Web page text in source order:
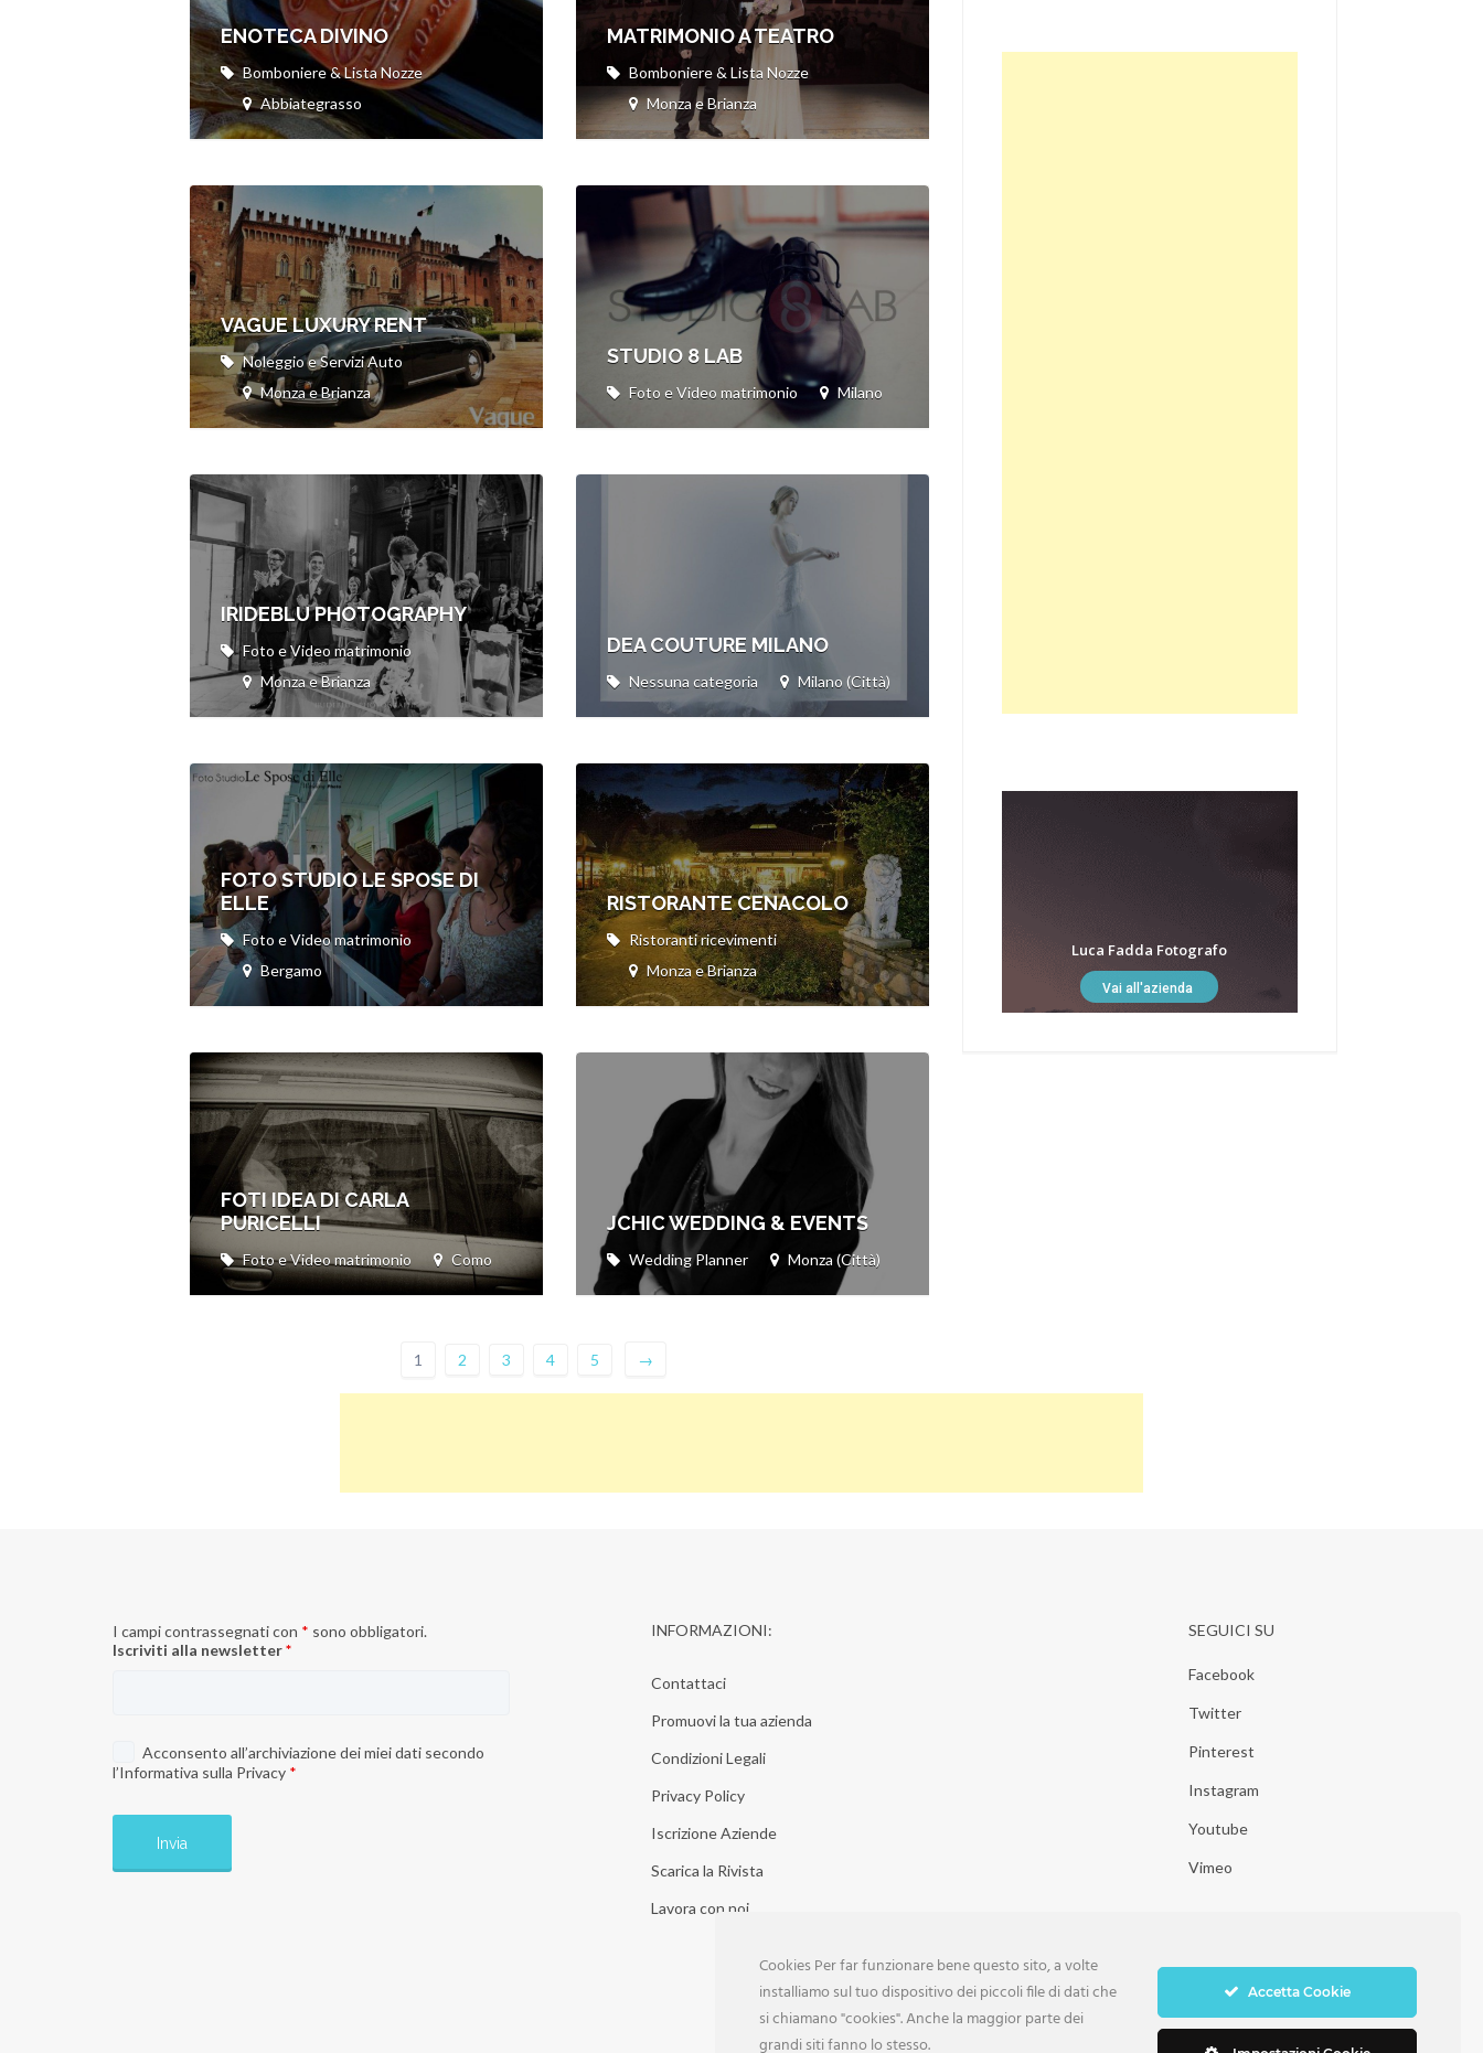
ENOTECA DIVINO
Bomboniere & Lista Nozze
Abbiategrasso
MATRIMONIO A TEATRO
Bomboniere & Lista Nozze
Monza e Brianza
VAGUE LUXURY RENT
Noleggio e Servizi Auto
Monza e Brianza
STUDIO 8 LAB
Foto e Video matrimonio Milano
IRIDEBLU PHOTOGRAPHY
Foto e Video matrimonio
Monza e Brianza
DEA COUTURE MILANO
Nessuna categoria Milano (Città)
FOTO STUDIO LE SPOSE DI
ELLE
Foto e Video matrimonio
Bergamo
RISTORANTE CENACOLO
Ristoranti ricevimenti
Monza e Brianza
FOTI IDEA DI CARLA
PURICELLI
Foto e Video matrimonio Como
JCHIC WEDDING & EVENTS
Wedding Planner Monza (Città)
1 2 3 4 5 →
Luca Fadda Fotografo
Vai all'azienda
I campi contrassegnati con * sono obbligatori.
Iscriviti alla newsletter*
Acconsento all’archiviazione dei miei dati secondo
l’Informativa sulla Privacy *
INFORMAZIONI:
Contattaci
Promuovi la tua azienda
Condizioni Legali
Privacy Policy
Iscrizione Aziende
Scarica la Rivista
Lavora con noi
SEGUICI SU
Facebook
Twitter
Pinterest
Instagram
Youtube
Vimeo
Cookies Per far funzionare bene questo sito, a volte
installiamo sul tuo dispositivo dei piccoli file di dati che
si chiamano "cookies". Anche la maggior parte dei
grandi siti fanno lo stesso.
Accetta Cookie